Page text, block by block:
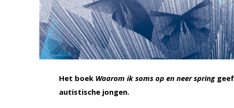
Het boek Waarom ik soms op en neer spring
autistische jongen.